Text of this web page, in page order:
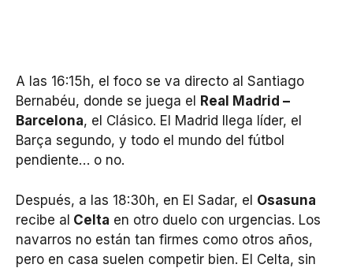
A las 16:15h, el foco se va directo al Santiago
Bernabéu, donde se juega el
Real Madrid –
Barcelona, el Clásico. El Madrid llega líder, el
Barça segundo, y todo el mundo del fútbol
pendiente… o no.
Después, a las 18:30h, en El Sadar, el Osasuna
recibe al Celta en otro duelo con urgencias. Los
navarros no están tan firmes como otros años,
pero en casa suelen competir bien. El Celta, sin